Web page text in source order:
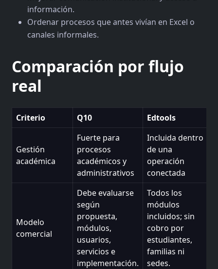
información.
Ordenar procesos que antes vivían en Excel o
canales informales.
Comparación por flujo
real
Criterio Q10 Edtools
Gestión
académica
Fuerte para
procesos
académicos y
administrativos
Incluida dentro
de una
operación
conectada
Modelo
comercial
Debe evaluarse
según
propuesta,
módulos,
usuarios,
servicios e
implementación.
Todos los
módulos
incluidos; sin
cobro por
estudiantes,
familias ni
sedes.